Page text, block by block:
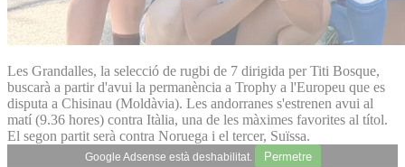
Les Grandalles, la selecció de rugbi de 7 dirigida per Titi Bosque,
buscarà a partir d'avui la permanència a Trophy a l'Europeu que es
disputa a Chisinau (Moldàvia). Les andorranes s'estrenen avui al
matí (9.36 hores) contra Itàlia, una de les màximes favorites al títol.
El segon partit serà contra Noruega i el tercer, Suïssa.
Google Adsense està deshabilitat. Permetre